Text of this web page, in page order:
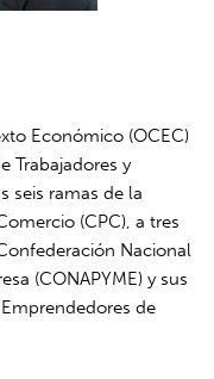
Económico (OCEC)
Trabajadores y
seis ramas de la
(CPC), a tres
Nacional
(CONAPYME) y sus
de